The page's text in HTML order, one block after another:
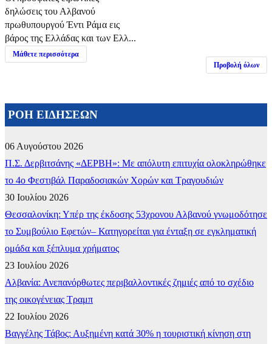
δηλώσεις του Αλβανού
πρωθυπουργού Έντι Ράμα εις
βάρος της Ελλάδας και των Ελλ...
Μάθετε περισσότερα
Προβολή όλων
ΡΟΗ ΕΙΔΗΣΕΩΝ
06 Αυγούστου 2026
Π.Σ. Δερβιτσάνης «ΔΕΡΒΗ»: Με απόλυτη επιτυχία ολοκληρώθηκε
το 4ο Φεστιβάλ Παραδοσιακών Χορών και Τραγουδιών
30 Ιουλίου 2026
Θεσσαλονίκη: Υπέρ της έκδοσης 53χρονου Αλβανού γνωμοδότησε
το Συμβούλιο Εφετών– Κατηγορείται για ένταξη σε εγκληματική
ομάδα και ξέπλυμα χρήματος
23 Ιουλίου 2026
Αλβανία: Ανεπανόρθωτες περιβαλλοντικές ζημιές από το σχέδιο
της οικογένειας Τραμπ
22 Ιουλίου 2026
Βαγγέλης Τάβος: Αυξημένη κατά 30% η τουριστική κίνηση στη